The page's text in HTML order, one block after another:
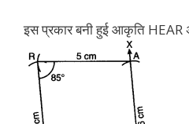
इस प्रकार बनी हुई आकृति HEAR